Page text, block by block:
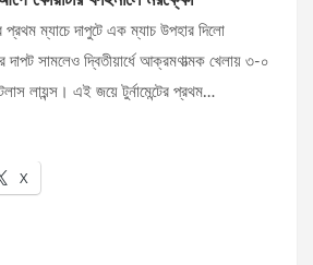
ম্যাচে দাপুটে এক ম্যাচ উপহার দিলো
দাপট সামলেও দ্বিতীয়ার্ধে আক্রমণাত্মক খেলায় ৩-০
লায়ন্স। এই জয়ে টুর্নামেন্টের প্রথম…
X